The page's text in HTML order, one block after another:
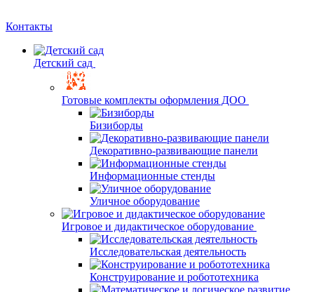
Контакты
Детский сад
Готовые комплекты оформления ДОО
Бизиборды
Декоративно-развивающие панели
Информационные стенды
Уличное оборудование
Игровое и дидактическое оборудование
Исследовательская деятельность
Конструирование и робототехника